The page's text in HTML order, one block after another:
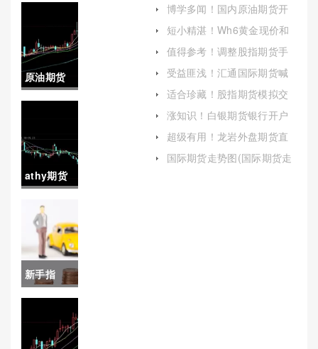
原油期货
走高吗(原
跌到哪里)
athy期货
(期货atr)
新手指
南！石油
期货喊单
博学多闻！国内原油期货开
这一市场)
短小精湛！Wh6黄金现价和
格吗)
值得参考！调整股指期货手
些条件)
受益匪浅！汇通国际期货喊
适合珍藏！股指期货模拟交
的桥梁)
涨知识！白银期货银行开户
超级有用！龙岩外盘期货直
解析
国际期货走势图(国际期货走